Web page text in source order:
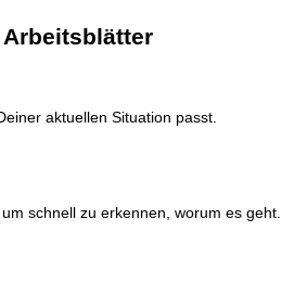
aktuellen Situation passt.
schnell zu erkennen, worum es geht.